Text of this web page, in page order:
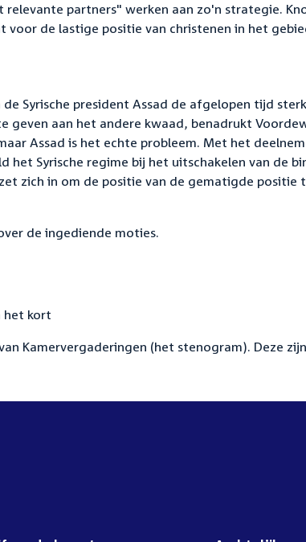
partners" werken aan zo'n strategie.
voor de lastige positie van christenen in het
Syrische president Assad de afgelopen tijd
geven aan het andere kwaad, benadrukt
Assad is het echte probleem. Met het
Syrische regime bij het uitschakelen van de
zich in om de positie van de gematigde positie
de ingediende moties.
het kort
Kamervergaderingen (het stenogram). Deze